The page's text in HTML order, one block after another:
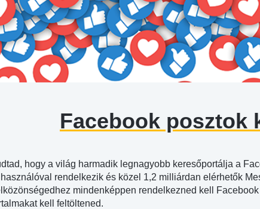
Facebook posztok
hogy a világ harmadik legnagyobb keresőportálja a
rendelkezik és közel 1,2 milliárdan elérhetők
mindenképpen rendelkezned kell
kell feltöltened.